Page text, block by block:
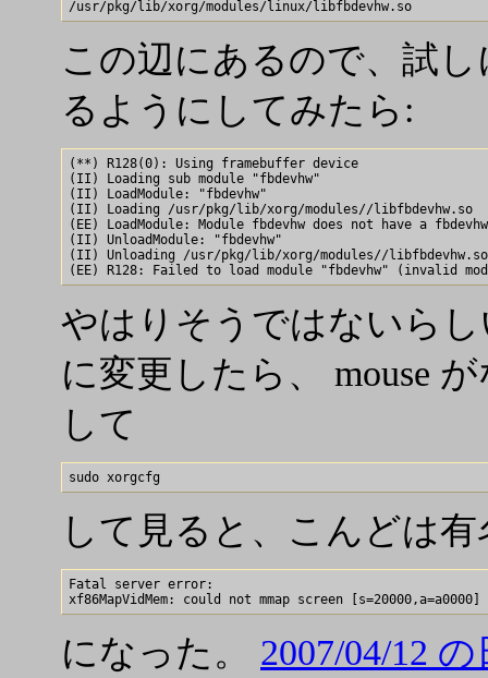
この辺にあるので、試
るようにしてみたら:
(**) R128(0): Using framebuffer device
(II) Loading sub module "fbdevhw"
(II) LoadModule: "fbdevhw"
(II) Loading /usr/pkg/lib/xorg/modules//libfbdevhw.so
(EE) LoadModule: Module fbdevhw does not have a
(II) UnloadModule: "fbdevhw"
(II) Unloading /usr/pkg/lib/xorg/modules//libfbdevhw.so
やはりそうではないらし
に変更したら、 mouse
して
して見ると、こんどは有
Fatal server error:
になった。 2007/04/12